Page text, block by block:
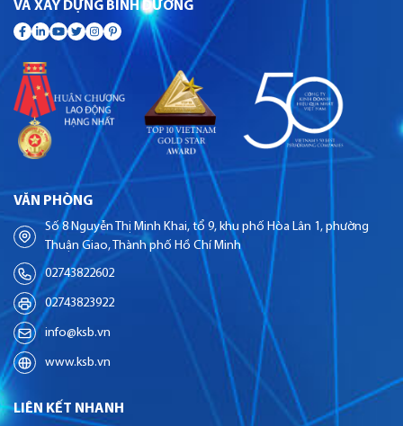
VÀ XÂY DỰNG BÌNH DƯƠNG
VĂN PHÒNG
Số 8 Nguyễn Thị Minh Khai, tổ 9, khu phố Hòa Lân 1, phường
Thuận Giao, Thành phố Hồ Chí Minh
02743822602
02743823922
info@ksb.vn
www.ksb.vn
LIÊN KẾT NHANH